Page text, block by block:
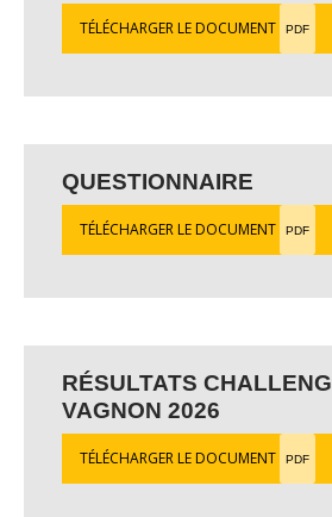
TÉLÉCHARGER LE DOCUMENT PDF
QUESTIONNAIRE
TÉLÉCHARGER LE DOCUMENT PDF
RÉSULTATS
VAGNON 2026
TÉLÉCHARGER LE DOCUMENT PDF